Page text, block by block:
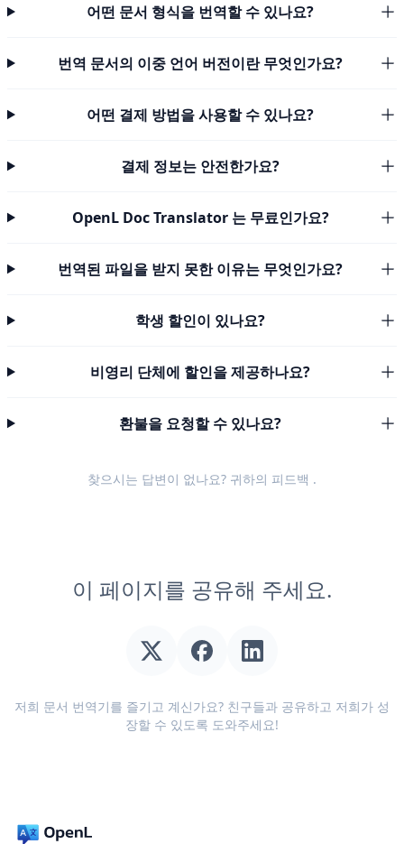
어떤 문서 형식을 번역할 수 있나요?
번역 문서의 이중 언어 버전이란 무엇인가요?
어떤 결제 방법을 사용할 수 있나요?
결제 정보는 안전한가요?
OpenL Doc Translator 는 무료인가요?
번역된 파일을 받지 못한 이유는 무엇인가요?
학생 할인이 있나요?
비영리 단체에 할인을 제공하나요?
환불을 요청할 수 있나요?
찾으시는 답변이 없나요? 귀하의 피드백 .
이 페이지를 공유해 주세요.
저희 문서 번역기를 즐기고 계신가요? 친구들과 공유하고 저희가 성
장할 수 있도록 도와주세요!